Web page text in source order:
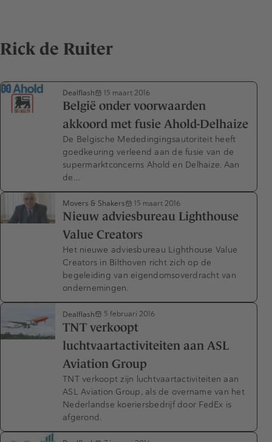
Rick de Ruiter
Dealflash 15 maart 2016
België onder voorwaarden
akkoord met fusie Ahold-Delhaize
De Belgische Mededingingsautoriteit heeft
goedkeuring verleend aan de fusie van de
supermarktconcerns Ahold en Delhaize. Aan
de…
Movers & Shakers 15 maart 2016
Nieuw adviesbureau Lighthouse
Value Creators
Het nieuwe adviesbureau Lighthouse Value
Creators in Bilthoven richt zich op de
begeleiding van eigendomsoverdracht van
ondernemingen.
Dealflash 5 februari 2016
TNT verkoopt
luchtvaartactiviteiten aan ASL
Aviation Group
TNT verkoopt zijn luchtvaartactiviteiten aan
ASL Aviation Group, als de overname van het
Nederlandse koeriersbedrijf door FedEx is
afgerond.